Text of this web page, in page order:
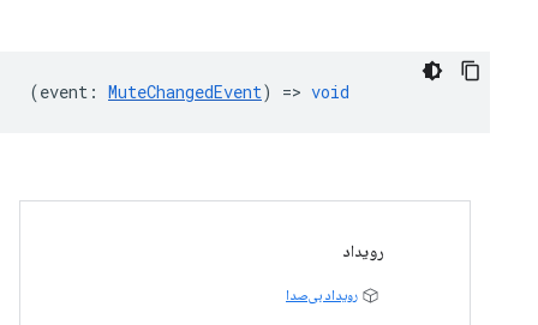
(event : MuteChangedEvent) => void
رویداد
رویداد بی‌صدا